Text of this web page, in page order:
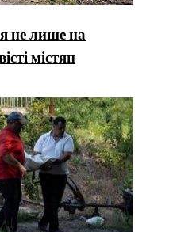
не лише на
містян